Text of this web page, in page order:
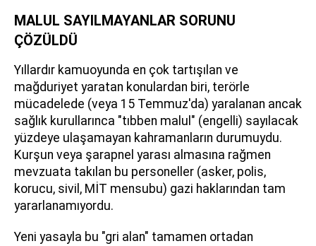
MALUL SAYILMAYANLAR SORUNU
ÇÖZÜLDÜ
Yıllardır kamuoyunda en çok tartışılan ve
mağduriyet yaratan konulardan biri, terörle
mücadelede (veya 15 Temmuz'da) yaralanan ancak
sağlık kurullarınca "tıbben malul" (engelli) sayılacak
yüzdeye ulaşamayan kahramanların durumuydu.
Kurşun veya şarapnel yarası almasına rağmen
mevzuata takılan bu personeller (asker, polis,
korucu, sivil, MİT mensubu) gazi haklarından tam
yararlanamıyordu.
Yeni yasayla bu "gri alan" tamamen ortadan